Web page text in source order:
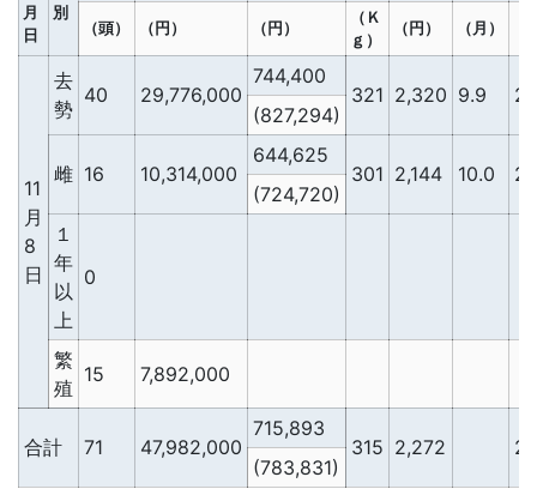
月
日
別
（頭） （円） （円）
（Ｋ
ｇ）
（円） （月）
11
月
8
日
去
勢
40 29,776,000
744,400
321 2,320 9.9
(827,294)
雌 16 10,314,000
644,625
301 2,144 10.0
(724,720)
１
年
以
上
0
繁
殖
15 7,892,000
合計 71 47,982,000
715,893
315 2,272
(783,831)